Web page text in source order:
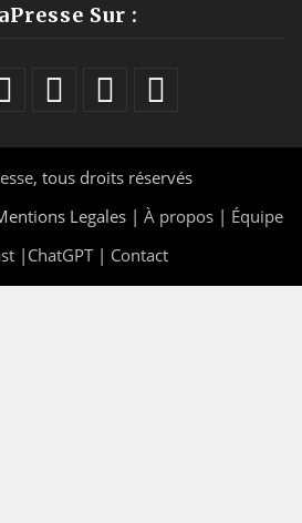
Sur :
, tous droits réservés
Legales | À propos | Équipe
| ChatGPT| Contact